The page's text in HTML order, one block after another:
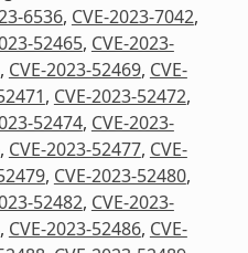
6536, CVE-2023-7042,
52465, CVE-2023-
, CVE-2023-52469, CVE-
, CVE-2023-52472,
52474, CVE-2023-
, CVE-2023-52477, CVE-
, CVE-2023-52480,
52482, CVE-2023-
, CVE-2023-52486, CVE-